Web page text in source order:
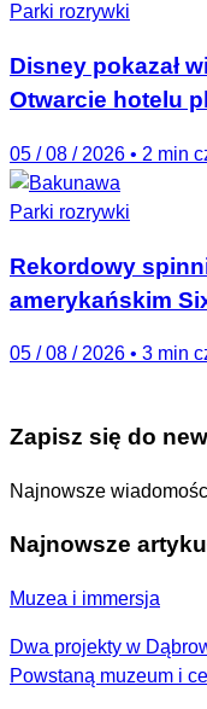
Parki rozrywki
Disney pokazał
Otwarcie hotelu
05 / 08 / 2026 • 2 min
Parki rozrywki
Rekordowy
amerykańskim
05 / 08 / 2026 • 3 min
Zapisz się do
Najnowsze
Najnowsze
Muzea i immersja
Dwa projekty w
Powstaną muzeum i